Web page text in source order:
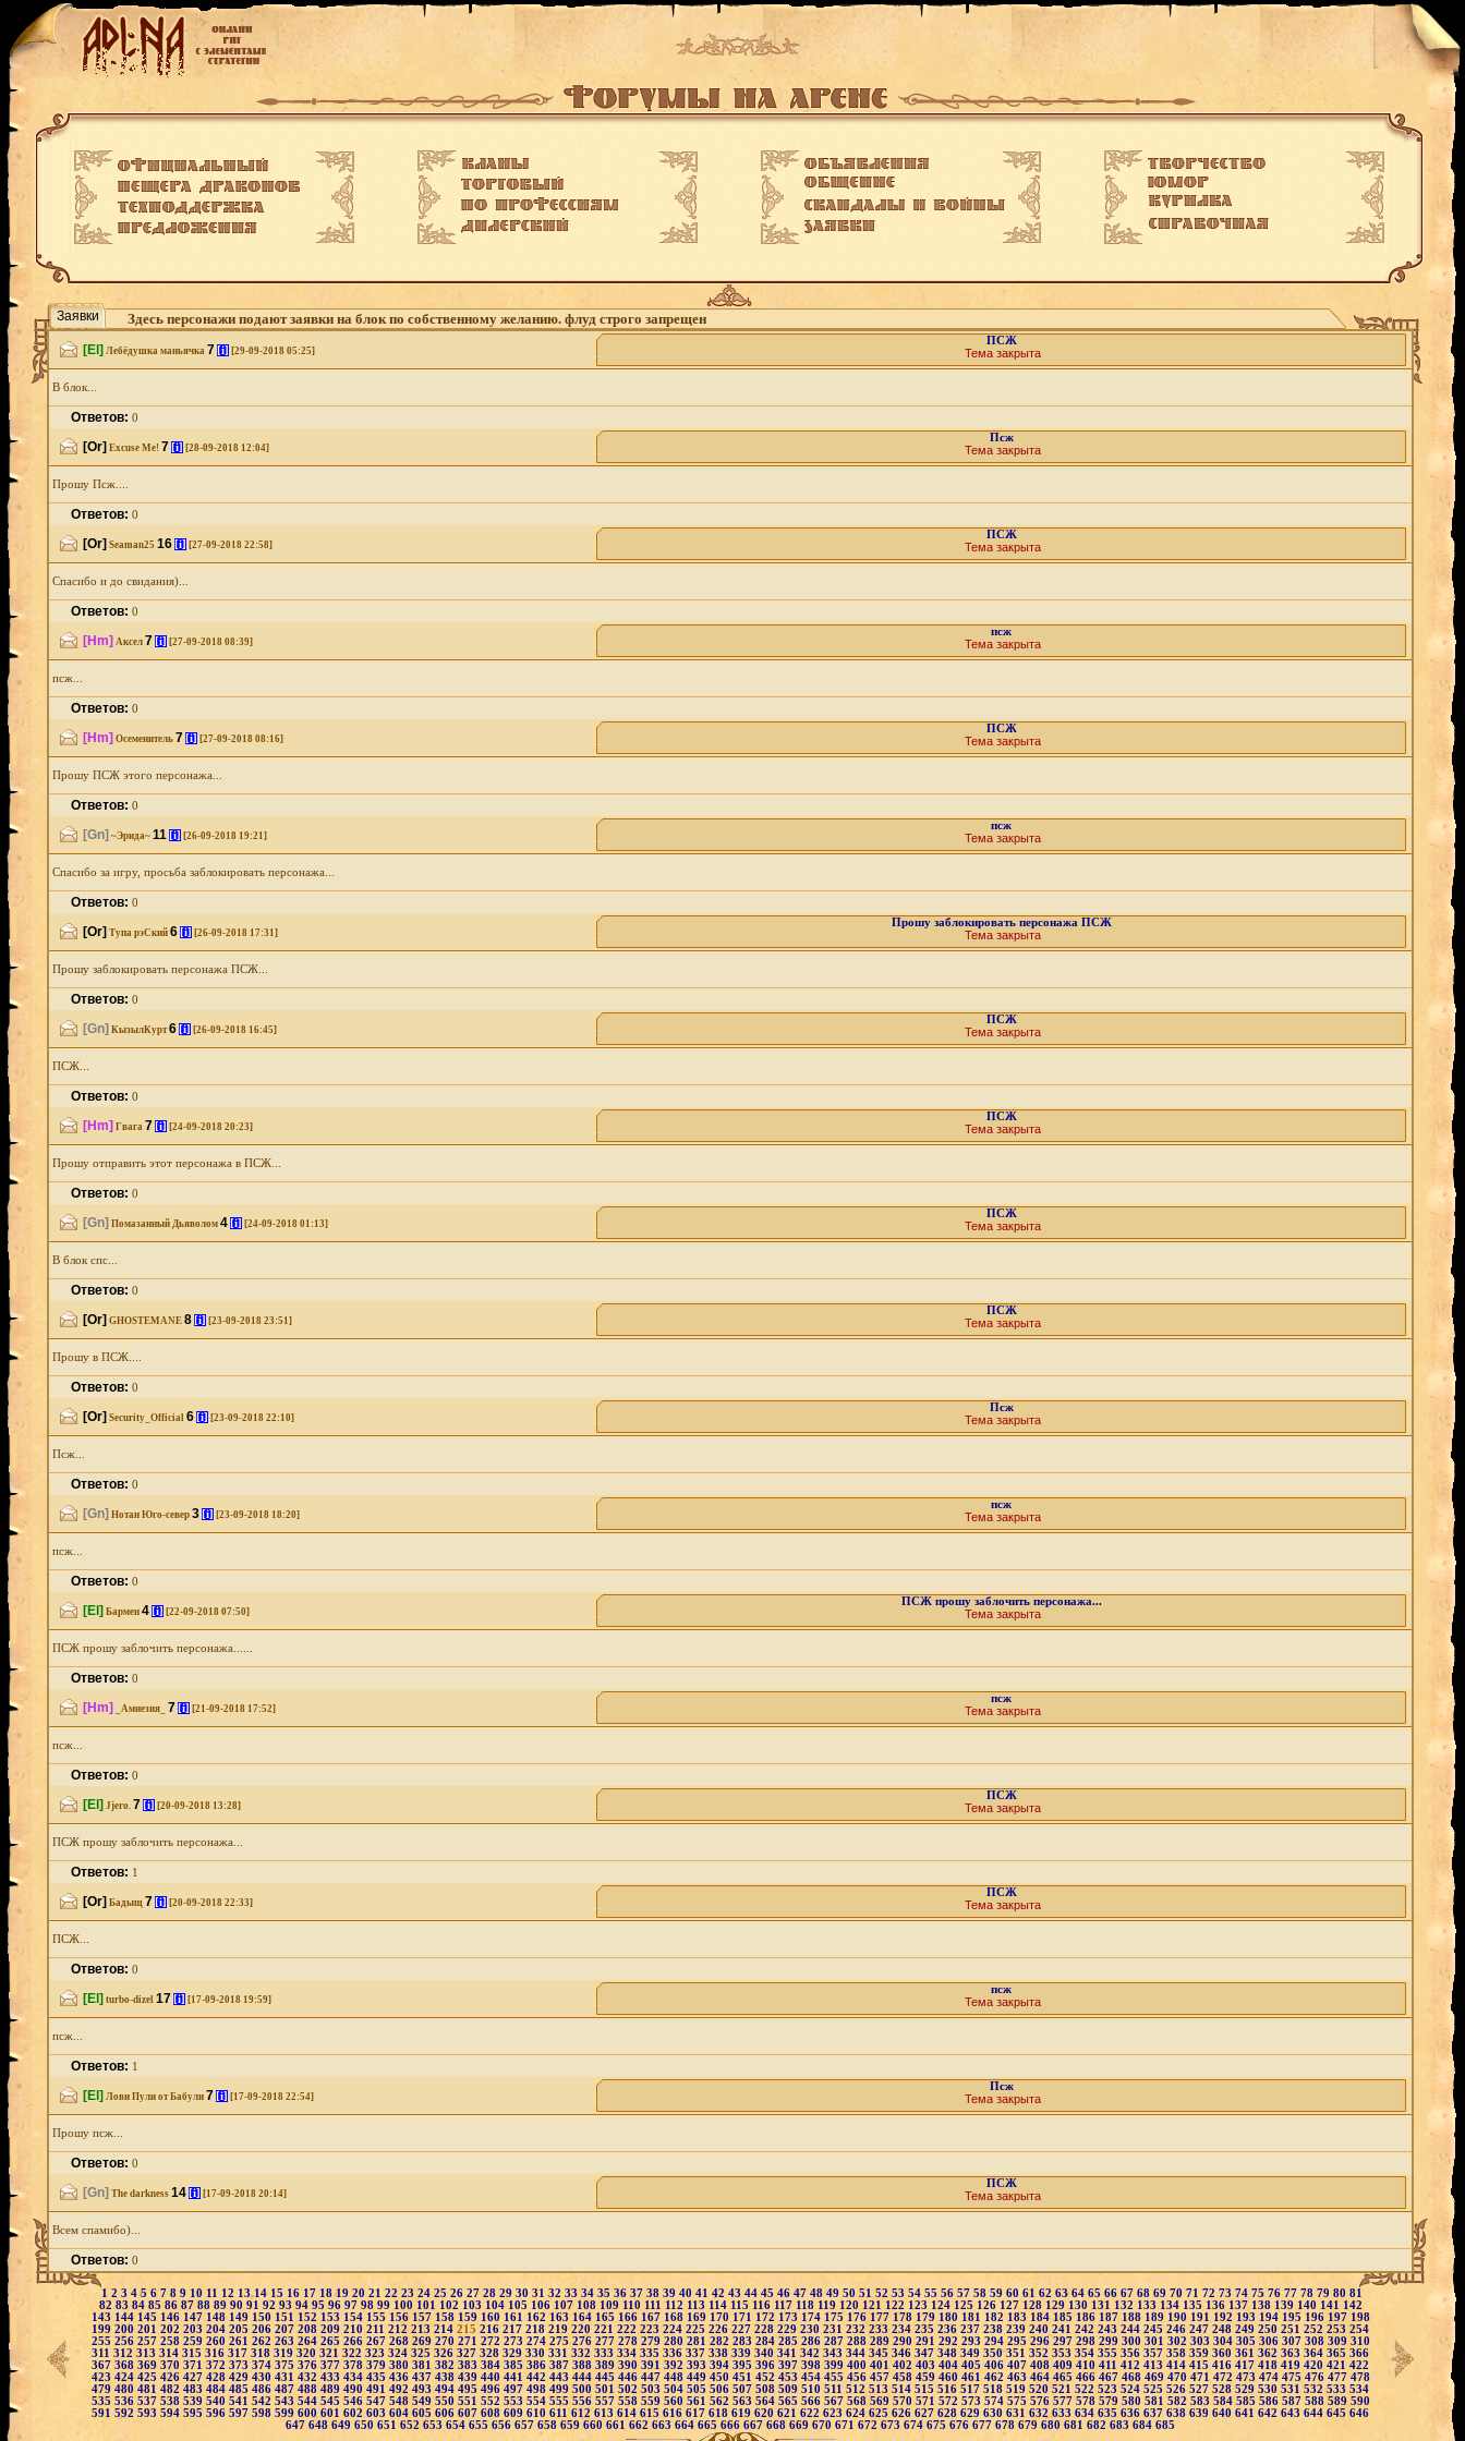
Заявки Здесь персонажи подают заявки на блок по собственному желанию. флуд строго запрещен
[El] Лебёдушка маньячка 7 [i] [29-09-2018 05:25]
ПСЖ
Тема закрыта
В блок...
Ответов:0
[Or] Excuse Me! 7 [i] [28-09-2018 12:04]
Псж
Тема закрыта
Прошу Псж....
Ответов:0
[Or] Seaman25 16 [i] [27-09-2018 22:58]
ПСЖ
Тема закрыта
Спасибо и до свидания)...
Ответов:0
[Hm] Аксел 7 [i] [27-09-2018 08:39]
псж
Тема закрыта
псж...
Ответов:0
[Hm] Осеменитель 7 [i] [27-09-2018 08:16]
ПСЖ
Тема закрыта
Прошу ПСЖ этого персонажа...
Ответов:0
[Gn] ~Эрида~ 11 [i] [26-09-2018 19:21]
псж
Тема закрыта
Спасибо за игру, просьба заблокировать персонажа...
Ответов:0
[Or] Тупа рэСкий 6 [i] [26-09-2018 17:31]
Прошу заблокировать персонажа ПСЖ
Тема закрыта
Прошу заблокировать персонажа ПСЖ...
Ответов:0
[Gn] КызылКурт6 [i] [26-09-2018 16:45]
ПСЖ
Тема закрыта
ПСЖ...
Ответов:0
[Hm] Гвага 7 [i] [24-09-2018 20:23]
ПСЖ
Тема закрыта
Прошу отправить этот персонажа в ПСЖ...
Ответов:0
[Gn] Помазанный Дьяволом 4 [i] [24-09-2018 01:13]
ПСЖ
Тема закрыта
В блок спс...
Ответов:0
[Or] GHOSTEMANE 8 [i] [23-09-2018 23:51]
ПСЖ
Тема закрыта
Прошу в ПСЖ....
Ответов:0
[Or] Security_Official 6 [i] [23-09-2018 22:10]
Псж
Тема закрыта
Псж...
Ответов:0
[Gn] Нотан Юго-север 3 [i] [23-09-2018 18:20]
псж
Тема закрыта
псж...
Ответов:0
[El] Бармен 4 [i] [22-09-2018 07:50]
ПСЖ прошу заблочить персонажа...
Тема закрыта
ПСЖ прошу заблочить персонажа......
Ответов:0
[Hm] _Амнезия_ 7 [i] [21-09-2018 17:52]
псж
Тема закрыта
псж...
Ответов:0
[El] Jjero. 7 [i] [20-09-2018 13:28]
ПСЖ
Тема закрыта
ПСЖ прошу заблочить персонажа...
Ответов:1
[Or] Бадыщ 7 [i] [20-09-2018 22:33]
ПСЖ
Тема закрыта
ПСЖ...
Ответов:0
[El] turbo-dizel 17 [i] [17-09-2018 19:59]
псж
Тема закрыта
псж...
Ответов:1
[El] Лови Пули от Бабули 7 [i] [17-09-2018 22:54]
Псж
Тема закрыта
Прошу псж...
Ответов:0
[Gn] The darkness 14 [i] [17-09-2018 20:14]
ПСЖ
Тема закрыта
Всем спамибо)...
Ответов:0
1 2 3 45 6 7 8 9 10 11 12 1314 15 16 17 1819 20 21 22 23 24 25 26 27 28 29 30 3132 33 34 35 36 37 38 39 40 41 42 43 44 45 46 47 48 49 50 51 52 53 54 55 56 57 58 59 6061 62 63 64 65 66 67 68 69 70 71 72 73 74 75 76 77 78 79 80 81
82 83 84 85 86 87 88 89 90 91 92 93 94 95 96 97 98 99 100 101 102 103 104 105 106 107 108 109 110 111 112 113 114 115 116 117118 119 120 121 122 123 124 125 126 127 128 129 130 131 132 133 134 135 136 137 138 139 140 141
142
143 144 145 146 147 148 149 150 151 152 153 154 155 156 157 158 159 160 161 162 163 164 165 166 167 168 169 170 171 172 173 174 175 176 177 178 179 180 181 182 183 184 185 186 187 188 189 190 191 192 193 194 195 196 197 198
199 200 201 202 203 204 205 206 207 208 209 210 211 212 213 214 215 216 217 218 219 220 221 222 223 224 225 226227 228 229 230 231 232 233 234 235 236 237 238 239 240 241 242 243 244 245 246 247 248 249 250 251 252 253 254
255 256 257 258 259 260 261 262 263 264 265 266 267 268 269 270 271 272 273 274 275 276 277 278 279 280 281 282 283 284 285 286 287 288 289 290 291 292 293 294 295 296 297 298 299 300 301 302 303 304 305 306 307 308 309 310
311 312 313 314 315 316 317 318 319 320 321 322 323 324 325 326 327 328 329 330 331 332 333 334 335 336 337 338 339 340 341 342 343 344 345 346 347 348 349 350 351 352 353 354 355 356 357 358 359 360 361 362 363 364 365 366
367 368 369 370 371 372 373 374 375 376 377 378 379 380 381 382 383 384 385 386 387 388 389 390 391 392 393 394 395 396 397 398 399 400 401 402 403 404 405 406 407 408 409 410 411 412 413 414 415 416 417 418 419 420 421 422
423 424 425 426 427 428 429 430 431 432 433 434 435 436 437 438 439 440 441 442 443 444 445 446 447 448 449 450 451 452 453 454 455 456 457 458 459 460 461 462 463 464 465 466 467 468 469 470 471 472 473 474 475 476 477 478
479 480 481 482 483 484 485 486 487 488 489 490 491 492 493 494 495 496 497 498 499 500 501 502 503 504 505 506 507 508 509 510 511 512 513 514 515 516 517 518 519 520 521 522 523 524 525 526 527 528 529 530 531 532 533 534
535 536 537 538 539 540 541 542 543 544 545 546 547 548 549 550 551 552 553 554 555 556 557 558 559 560 561 562 563 564 565 566 567 568 569 570 571 572 573 574 575 576 577 578 579 580 581 582 583 584 585 586 587 588 589 590
591 592 593 594 595 596 597 598 599 600 601 602 603 604 605 606 607 608 609 610 611 612 613 614 615 616 617 618 619 620 621 622 623 624 625 626 627 628 629 630 631 632 633 634 635 636 637 638 639 640 641 642 643 644 645 646
647 648 649 650 651 652 653 654 655 656 657 658 659 660 661 662 663 664 665 666 667 668 669 670 671 672 673 674 675 676 677 678 679 680 681 682 683 684 685